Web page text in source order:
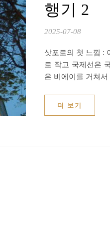
행기 2
2025-07-08
삿포로의 첫 느낌 :
로 작고 국제선은
은 비에이를 거쳐
더 보기